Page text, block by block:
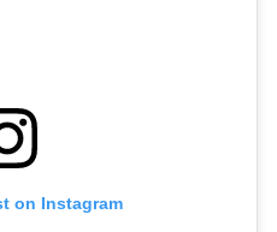
on Instagram